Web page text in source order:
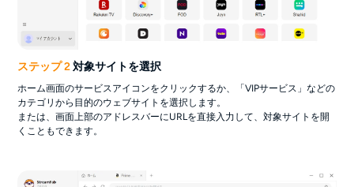
ステップ 2対象サイトを選択
ホーム画面のサービスアイコンをクリックするか、「VIPサービス」などの
カテゴリから目的のウェブサイトを選択します。
または、画面上部のアドレスバーにURLを直接入力して、対象サイトを開
くこともできます。